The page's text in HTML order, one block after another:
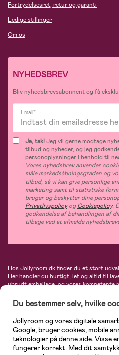
Fortrydelsesret, retur og garanti
Ledige stillinger
Om os
NYHEDSBREV
Bliv nyhedsbrevsabonnent og få
Email*
Ja, tak!Jeg vil gerne modtage
tilbud og nyheder, og jeg
personoplysninger i henhold til
Vores nyhedsbrev anvender
måle markedsåbningsgraden og
tilbud, så vi kan give personlige
marketing samt til statistiske
bruger og beskytter dine
PrivatlivspolicyogCookiepolicy.
godkendelse af behandlingen af
tilbage ved at afmelde
Hos Jollyroom.dk finder du et stort
Her handler du hurtigt, let og altid til
ubrudt emballage, og vores kompetente
barnevogne, autostole, børne- og
mødre, indretning og inspiration,
tilbyder produkter fra velkendte
Jogger, BabyBjörn, Didriksons,
Cybex, LEGO og mange flere. Kort
Du bestemmer selv, hvilke
Jollyroom og vores digitale
Google, bruger cookies, mobile
teknologier på denne side. Visse
fungerer korrekt. Med dit